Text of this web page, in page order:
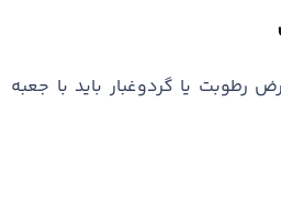
رطوبت یا گردوغبار باید با جعبه